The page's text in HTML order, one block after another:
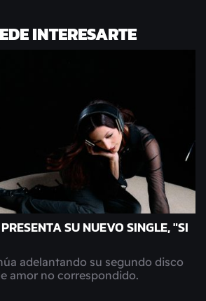
INTERESARTE
SU NUEVO SINGLE, "SI
adelantando su segundo disco
amor no correspondido.